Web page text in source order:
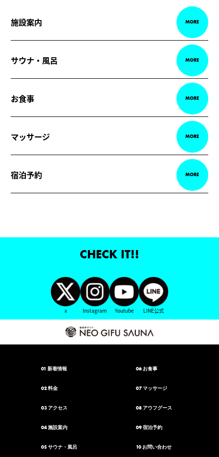
施設案内 MORE
サウナ・風呂 MORE
お食事 MORE
マッサージ MORE
宿泊予約 MORE
CHECK IT!!
x Instagram Youtube LINE公式
01 新着情報
02 料金
03 アクセス
04 施設案内
05 サウナ・風呂
06 お食事
07 マッサージ
08 アウフグース
09 宿泊予約
10 お問い合わせ